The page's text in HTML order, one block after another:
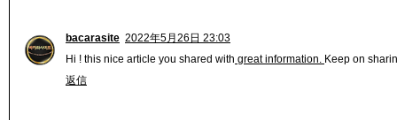
bacarasite 2022年5月26日 23:03
Hi ! this nice article you shared with great information. Keep on
返信